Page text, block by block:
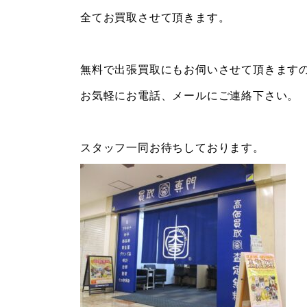
全てお買取させて頂きます。
無料で出張買取にもお伺いさせて頂きます
お気軽にお電話、メールにご連絡下さい。
スタッフ一同お待ちしております。